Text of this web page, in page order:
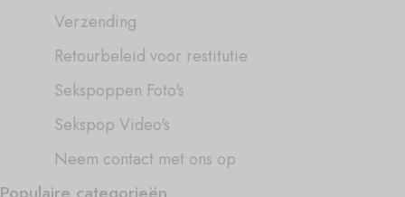
Verzending
Retourbeleid voor restitutie
Sekspoppen Foto's
Sekspop Video's
Neem contact met ons op